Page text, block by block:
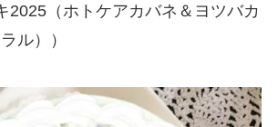
2025（ホトケアカバネ＆ヨツバカ
ル））